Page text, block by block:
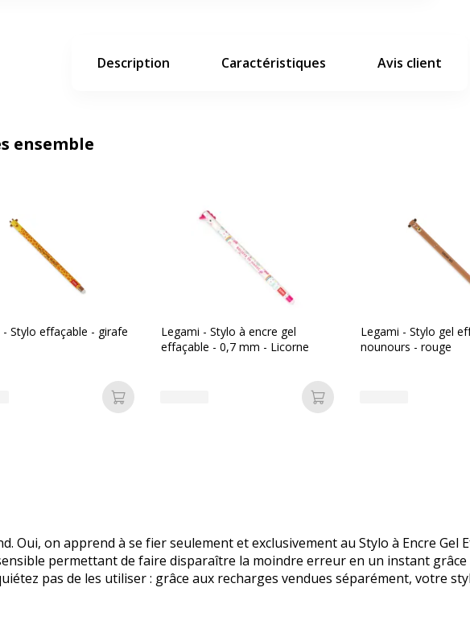
Description Caractéristiques Avis client
ensemble
- Stylo effaçable - girafe
Ajouter au panier
Legami - Stylo à encre gel
effaçable - 0,7 mm - Licorne
Ajouter au panier
Legami - Stylo gel
nounours - rouge
Oui, on apprend à se fier seulement et exclusivement au Stylo à Encre Gel
permettant de faire disparaître la moindre erreur en un instant
pas de les utiliser : grâce aux recharges vendues séparément, votre